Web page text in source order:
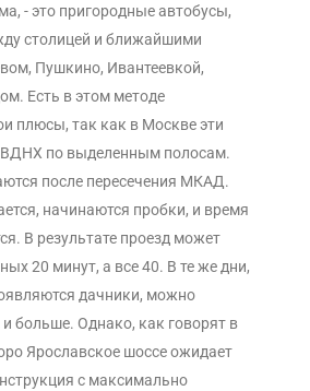
- это пригородные автобусы,
столицей и ближайшими
Пушкино, Ивантеевкой,
Есть в этом методе
плюсы, так как в Москве эти
ВДНХ по выделенным полосам.
после пересечения МКАД.
начинаются пробки, и время
В результате проезд может
20 минут, а все 40. В те же дни,
дачники, можно
и больше. Однако, как говорят в
Ярославское шоссе ожидает
с максимально